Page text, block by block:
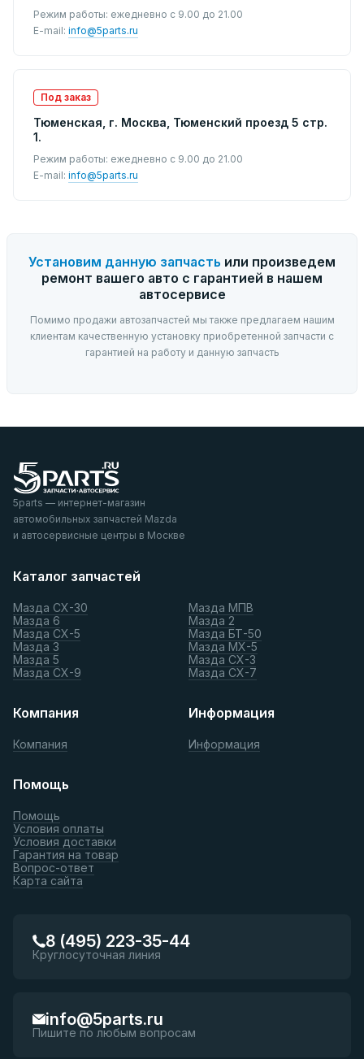
Режим работы: ежедневно с 9.00 до 21.00
E-mail: info@5parts.ru
Под заказ
Тюменская, г. Москва, Тюменский проезд 5 стр.
1.
Режим работы: ежедневно с 9.00 до 21.00
E-mail: info@5parts.ru
Установим данную запчасть или произведем
ремонт вашего авто с гарантией в нашем
автосервисе
Помимо продажи автозапчастей мы также предлагаем нашим
клиентам качественную установку приобретенной запчасти с
гарантией на работу и данную запчасть
5parts — интернет-магазин
автомобильных запчастей Mazda
и автосервисные центры в Москве
Каталог запчастей
Мазда СХ-30
Мазда 6
Мазда СХ-5
Мазда 3
Мазда 5
Мазда СХ-9
Мазда МПВ
Мазда 2
Мазда БТ-50
Мазда МХ-5
Мазда СХ-3
Мазда СХ-7
Компания
Компания
Информация
Информация
Помощь
Помощь
Условия оплаты
Условия доставки
Гарантия на товар
Вопрос-ответ
Карта сайта
8 (495) 223-35-44
Круглосуточная линия
info@5parts.ru
Пишите по любым вопросам